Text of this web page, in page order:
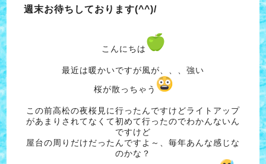
週末お待ちしております(^^)/
こんにちは
最近は暖かいですが風が、、、強い
桜が散っちゃう
この前高松の夜桜見に行ったんですけどライトアップ
があまりされてなくて初めて行ったのでわかんないん
ですけど
屋台の周りだけだったんですよ～、毎年あんな感じな
のかな？